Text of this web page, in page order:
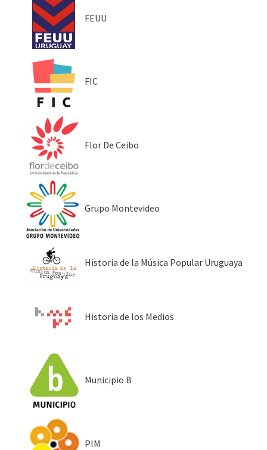
FEUU
FIC
Flor De Ceibo
Grupo Montevideo
Historia de la Música Popular Uruguaya
Historia de los Medios
Municipio B
PIM